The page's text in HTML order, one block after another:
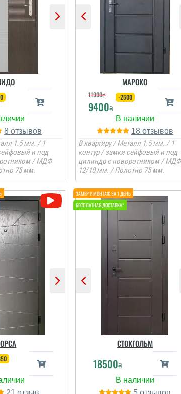
добре,
двері
надійно,
пришлось
установку на
а це ще раз
з
...
всі відгуки
Руслана
присутність, я змогла
оформити замовлення
та встановити двері....
читати всі відгуки
8
1.5 мм. / 1
и под
/ МДФ
75 мм.
МАРОКО
11900₴
9400₴
-2500
18
В квартиру / Металл 1.5 мм. / 1
контур / замки сейфовый и под
цилиндр с поворотником / МДФ
12/10 мм. / Полотно 75 мм.
21
СТОКГОЛЬМ
18500₴
5